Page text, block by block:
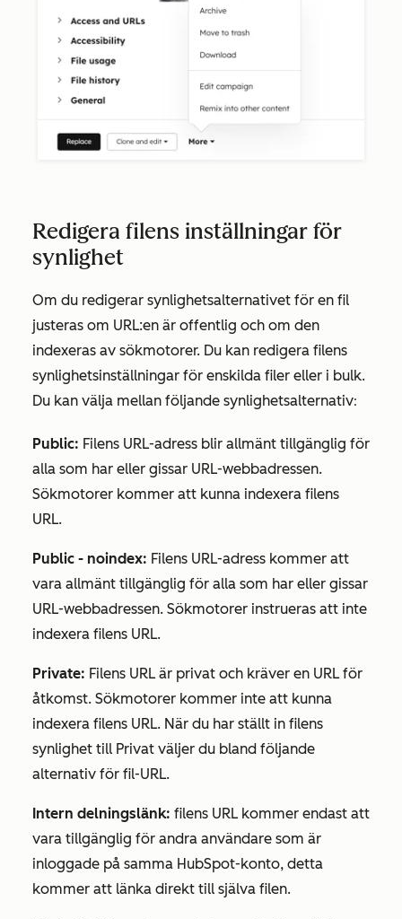
Redigera filens inställningar för
synlighet
Om du redigerar synlighetsalternativet för en fil
justeras om URL:en är offentlig och om den
indexeras av sökmotorer. Du kan redigera filens
synlighetsinställningar för enskilda filer eller i bulk.
Du kan välja mellan följande synlighetsalternativ:
Public: Filens URL-adress blir allmänt tillgänglig för
alla som har eller gissar URL-webbadressen.
Sökmotorer kommer att kunna indexera filens
URL.
Public - noindex: Filens URL-adress kommer att
vara allmänt tillgänglig för alla som har eller gissar
URL-webbadressen. Sökmotorer instrueras att inte
indexera filens URL.
Private: Filens URL är privat och kräver en URL för
åtkomst. Sökmotorer kommer inte att kunna
indexera filens URL. När du har ställt in filens
synlighet till Privat väljer du bland följande
alternativ för fil-URL.
Intern delningslänk: filens URL kommer endast att
vara tillgänglig för andra användare som är
inloggade på samma HubSpot-konto, detta
kommer att länka direkt till själva filen.